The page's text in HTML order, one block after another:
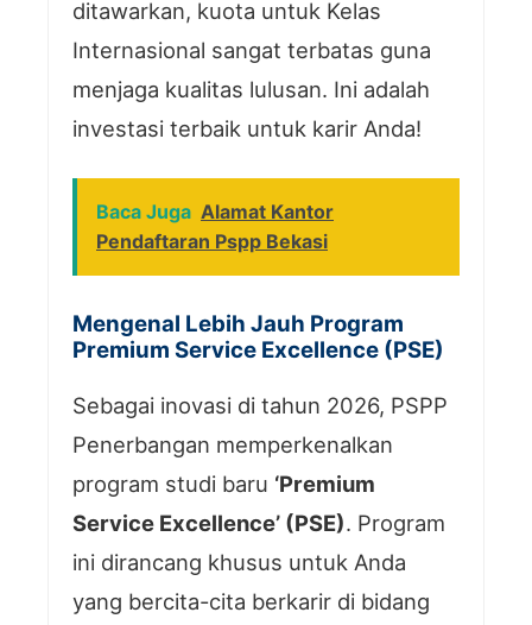
ditawarkan, kuota untuk Kelas
Internasional sangat terbatas guna
menjaga kualitas lulusan. Ini adalah
investasi terbaik untuk karir Anda!
Baca Juga Alamat Kantor
Pendaftaran Pspp Bekasi
Mengenal Lebih Jauh Program
Premium Service Excellence (PSE)
Sebagai inovasi di tahun 2026, PSPP
Penerbangan memperkenalkan
program studi baru ‘Premium
Service Excellence’ (PSE). Program
ini dirancang khusus untuk Anda
yang bercita-cita berkarir di bidang